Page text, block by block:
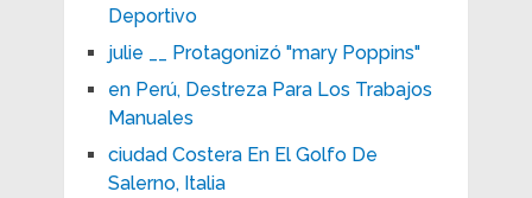
Deportivo
julie __ Protagonizó "mary Poppins"
en Perú, Destreza Para Los Trabajos
Manuales
ciudad Costera En El Golfo De
Salerno, Italia